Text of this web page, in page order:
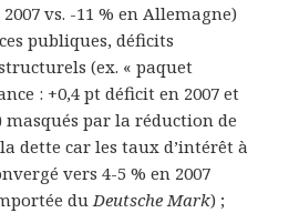
vs. -11 % en Allemagne)
publiques, déficits
(ex. « paquet
: +0,4 pt déficit en 2007 et
masqués par la réduction de
dette car les taux d’intérêt à
vers 4-5 % en 2007
du Deutsche Mark) ;